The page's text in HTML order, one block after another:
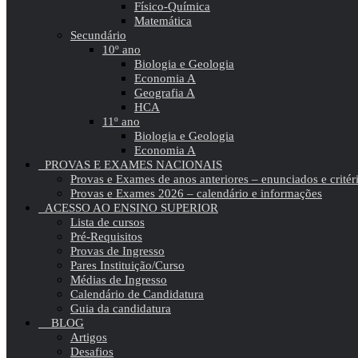
Físico-Química
Matemática
Secundário
10º ano
Biologia e Geologia
Economia A
Geografia A
HCA
11º ano
Biologia e Geologia
Economia A
PROVAS E EXAMES NACIONAIS
Provas e Exames de anos anteriores – enunciados e
Provas e Exames 2026 – calendário e informações
ACESSO AO ENSINO SUPERIOR
Lista de cursos
Pré-Requisitos
Provas de Ingresso
Pares Instituição/Curso
Médias de Ingresso
Calendário de Candidatura
Guia da candidatura
BLOG
Artigos
Desafios